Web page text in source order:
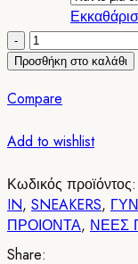
Sneakers
Ανατομικά
AB659
Μαύρο
Προσθήκη στο καλάθι
Compare
Add to wishlist
Κωδικός προϊόντος:
IN, SNEAKERS,
ΠΡΟΙΟΝΤΑ, ΝΕΕΣ
Share: